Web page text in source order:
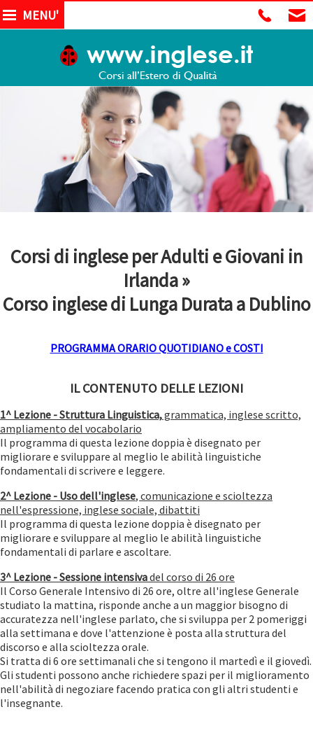
MENU'
Corsi di inglese per Adulti e Giovani in
Irlanda »
Corso inglese di Lunga Durata a Dublino
PROGRAMMA ORARIO QUOTIDIANO e COSTI
IL CONTENUTO DELLE LEZIONI
1^ Lezione -Struttura Linguistica,grammatica, inglese scritto,
ampliamento del vocabolario
Il programma di questa lezione doppia è disegnato per
migliorare e sviluppare al meglio le abilità linguistiche
fondamentali di scrivere e leggere.
2^ Lezione - Uso dell'inglese, comunicazione e scioltezza
nell'espressione, inglese sociale, dibattiti
Il programma di questa lezione doppia è disegnato per
migliorare e sviluppare al meglio le abilità linguistiche
fondamentali di parlare e ascoltare.
3^ Lezione - Sessione intensivadel corso di 26 ore
Il Corso Generale Intensivo di 26 ore, oltre all'inglese Generale
studiato la mattina, risponde anche a un maggior bisogno di
accuratezza nell'inglese parlato, che si sviluppa per 2 pomeriggi
alla settimana e dove l'attenzione è posta alla struttura del
discorso e alla scioltezza orale.
Si tratta di 6 ore settimanali che si tengono il martedì e il giovedì.
Gli studenti possono anche richiedere spazi per il miglioramento
nell'abilità di negoziare facendo pratica con gli altri studenti e
l'insegnante.